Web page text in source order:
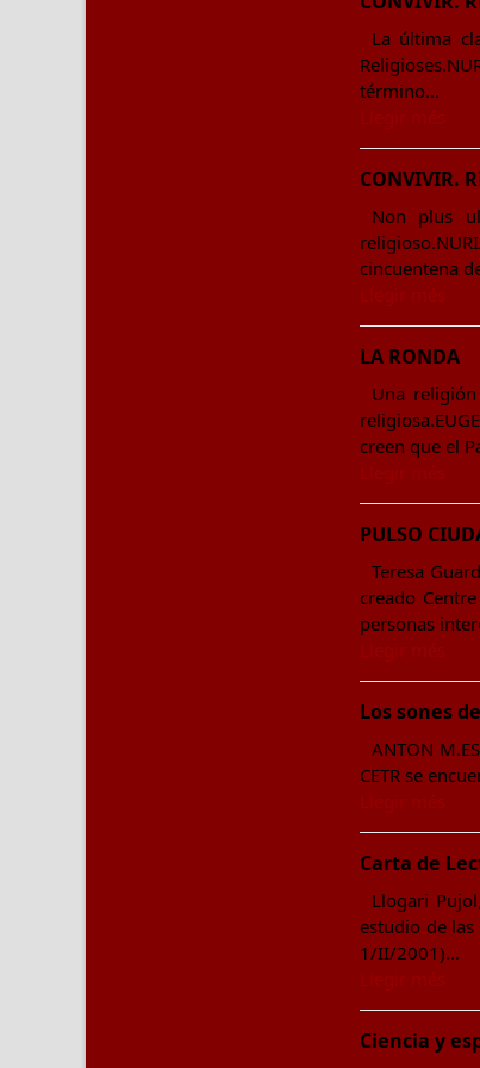
La última
término…
CONVIVIR.
Non plus
cincuentena
LA RONDA
Una
creen que el
PULSO
Teresa
creado
personas
Los sones
ANTON
CETR se
Carta de
Llogari
estudio de
1/II/2001)…
Ciencia y